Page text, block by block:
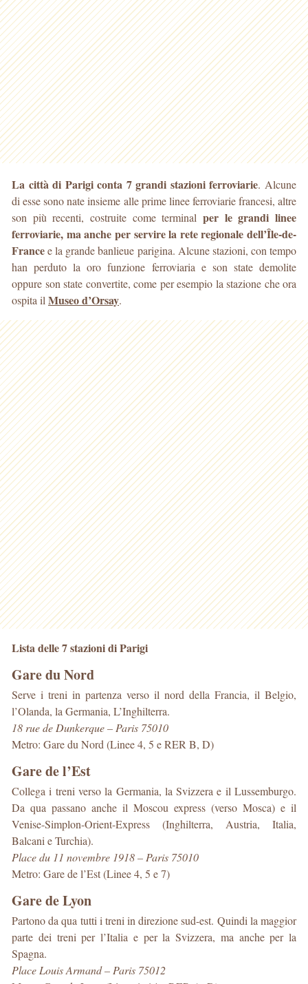
La città di Parigi conta 7 grandi stazioni ferroviarie. Alcune
di esse sono nate insieme alle prime linee ferroviarie francesi, altre
son più recenti, costruite come terminal per le grandi linee
ferroviarie, ma anche per servire la rete regionale dell’Île-de-
Francee la grande banlieue parigina. Alcune stazioni, con tempo
han perduto la oro funzione ferroviaria e son state demolite
oppure son state convertite, come per esempio la stazione che ora
ospita il Museo d’Orsay.
Lista delle 7 stazioni di Parigi
Gare du Nord
Serve i treni in partenza verso il nord della Francia, il Belgio,
l’Olanda, la Germania, L’Inghilterra.
18 rue de Dunkerque – Paris 75010
Metro: Gare du Nord (Linee 4, 5 e RER B, D)
Gare de l’Est
Collega i treni verso la Germania, la Svizzera e il Lussemburgo.
Da qua passano anche il Moscou express (verso Mosca) e il
Venise-Simplon-Orient-Express (Inghilterra, Austria, Italia,
Balcani e Turchia).
Place du 11 novembre 1918 – Paris 75010
Metro: Gare de l’Est (Linee 4, 5 e 7)
Gare de Lyon
Partono da qua tutti i treni in direzione sud-est. Quindi la maggior
parte dei treni per l’Italia e per la Svizzera, ma anche per la
Spagna.
Place Louis Armand – Paris 75012